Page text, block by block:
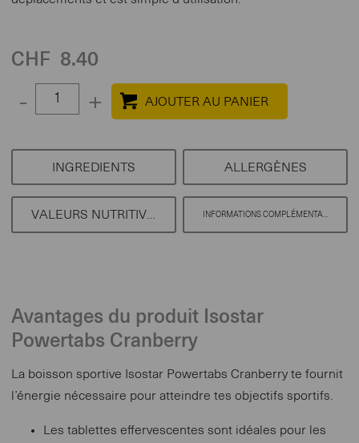
CHF 8.40
- +
quantity
100
INGREDIENTS ALLERGÈNES
VALEURS NUTRITIVES INFORMATIONS COMPLÉMENTAIRES
Avantages du produit Isostar
Powertabs Cranberry
La boisson sportive Isostar Powertabs Cranberry te fournit
l’énergie nécessaire pour atteindre tes objectifs sportifs.
Les tablettes effervescentes sont idéales pour les